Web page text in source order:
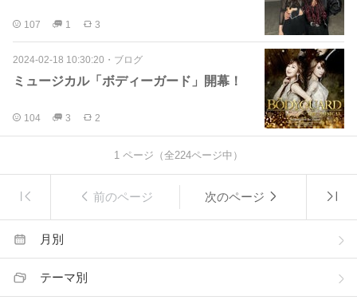
107 1 3
2024-02-18 10:30:20 ・ ブログ
ミュージカル「ボディーガード」開幕！
104 3 2
1 ページ（全224ページ中）
前のページ 次のページ
月別
テーマ別